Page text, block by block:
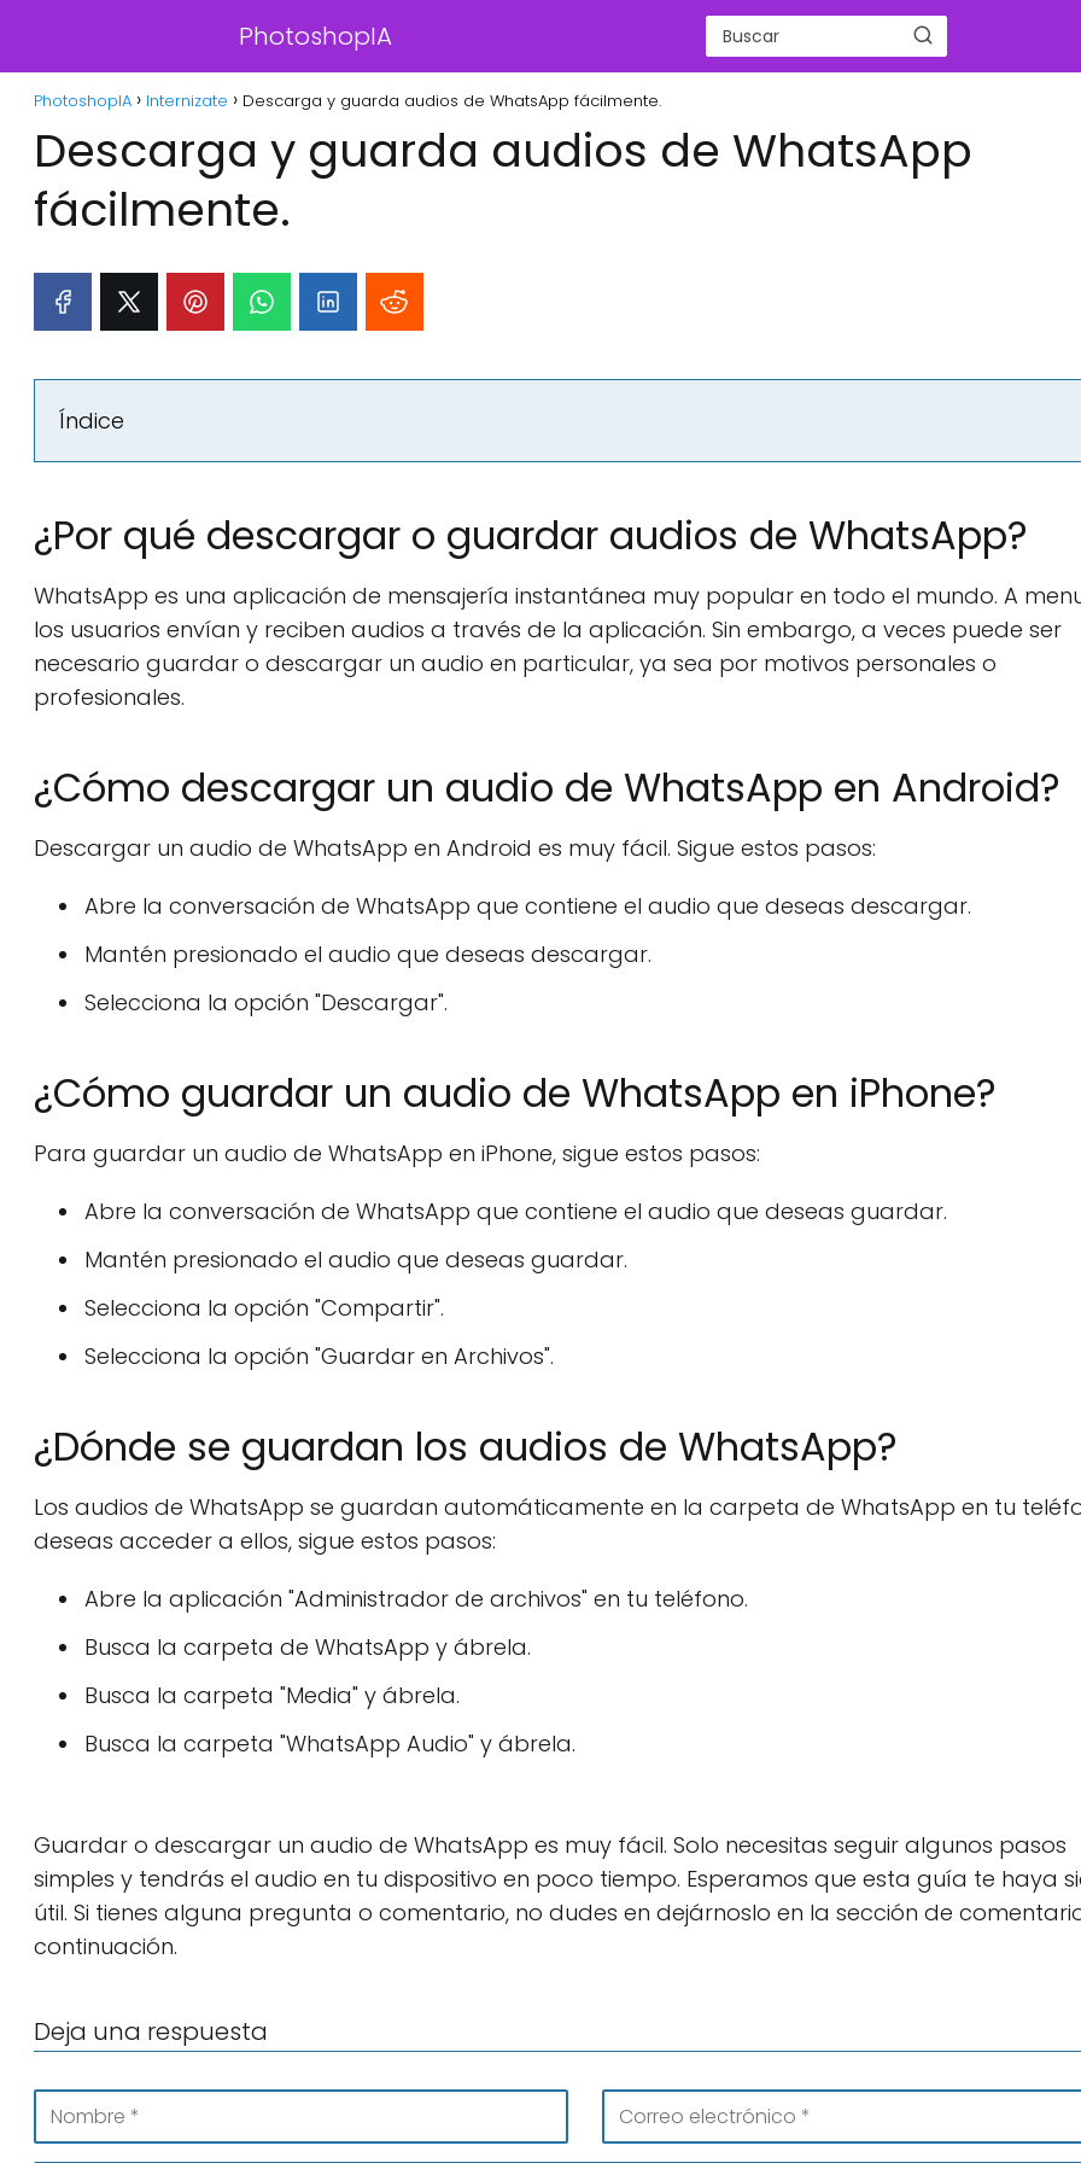
PhotoshopIA
PhotoshopIA Internizate Descarga y guarda audios de WhatsApp fácilmente.
Descarga y guarda audios de WhatsApp
fácilmente.
Índice
¿Por qué descargar o guardar audios de WhatsApp?
WhatsApp es una aplicación de mensajería instantánea muy popular en todo el mundo. A
los usuarios envían y reciben audios a través de la aplicación. Sin embargo, a veces puede ser
necesario guardar o descargar un audio en particular, ya sea por motivos personales o
profesionales.
¿Cómo descargar un audio de WhatsApp en Android?
Descargar un audio de WhatsApp en Android es muy fácil. Sigue estos pasos:
Abre la conversación de WhatsApp que contiene el audio que deseas descargar.
Mantén presionado el audio que deseas descargar.
Selecciona la opción "Descargar".
¿Cómo guardar un audio de WhatsApp en iPhone?
Para guardar un audio de WhatsApp en iPhone, sigue estos pasos:
Abre la conversación de WhatsApp que contiene el audio que deseas guardar.
Mantén presionado el audio que deseas guardar.
Selecciona la opción "Compartir".
Selecciona la opción "Guardar en Archivos".
¿Dónde se guardan los audios de WhatsApp?
Los audios de WhatsApp se guardan automáticamente en la carpeta de WhatsApp en tu
deseas acceder a ellos, sigue estos pasos:
Abre la aplicación "Administrador de archivos" en tu teléfono.
Busca la carpeta de WhatsApp y ábrela.
Busca la carpeta "Media" y ábrela.
Busca la carpeta "WhatsApp Audio" y ábrela.
Guardar o descargar un audio de WhatsApp es muy fácil. Solo necesitas seguir algunos pasos
simples y tendrás el audio en tu dispositivo en poco tiempo. Esperamos que esta guía te haya
útil. Si tienes alguna pregunta o comentario, no dudes en dejárnoslo en la sección de
continuación.
Deja una respuesta